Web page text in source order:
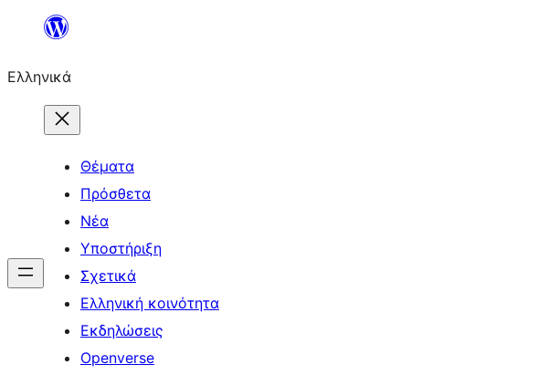
Μετάβαση
περιεχόμενο
Ελληνικά
Θέματα
Πρόσθετα
Νέα
Υποστήριξη
Σχετικά
Ελληνική κοινότητα
Εκδηλώσεις
Openverse